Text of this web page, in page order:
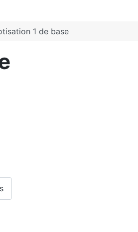
1 de base